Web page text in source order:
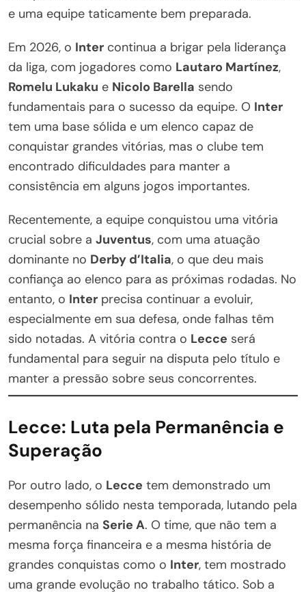
e uma equipe taticamente bem preparada.
Em 2026, o Inter continua a brigar pela liderança
da liga, com jogadores como Lautaro Martínez,
Romelu Lukaku e Nicolo Barella sendo
fundamentais para o sucesso da equipe. O Inter
tem uma base sólida e um elenco capaz de
conquistar grandes vitórias, mas o clube tem
encontrado dificuldades para manter a
consistência em alguns jogos importantes.
Recentemente, a equipe conquistou uma vitória
crucial sobre a Juventus, com uma atuação
dominante no Derby d’Italia, o que deu mais
confiança ao elenco para as próximas rodadas. No
entanto, o Inter precisa continuar a evoluir,
especialmente em sua defesa, onde falhas têm
sido notadas. A vitória contra o Lecce será
fundamental para seguir na disputa pelo título e
manter a pressão sobre seus concorrentes.
Lecce: Luta pela Permanência e
Superação
Por outro lado, o Lecce tem demonstrado um
desempenho sólido nesta temporada, lutando pela
permanência na Serie A. O time, que não tem a
mesma força financeira e a mesma história de
grandes conquistas como o Inter, tem mostrado
uma grande evolução no trabalho tático. Sob a